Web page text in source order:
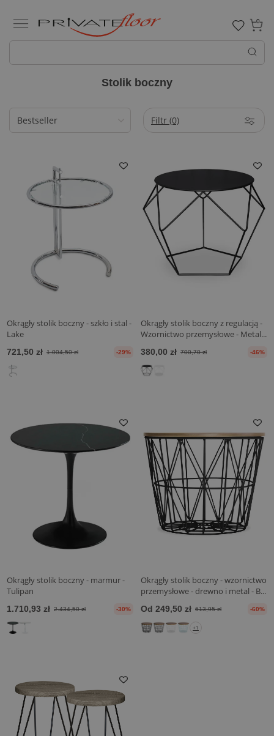
0
Stolik boczny
Filtr (0)
Okrągły stolik boczny - szkło i stal -
Lake
721,50 zł 1.004,50 zł -29%
Okrągły stolik boczny z regulacją -
Wzornictwo przemysłowe - Metal...
380,00 zł 700,70 zł -46%
Okrągły stolik boczny - marmur -
Tulipan
1.710,93 zł 2.434,50 zł -30%
Okrągły stolik boczny - wzornictwo
przemysłowe - drewno i metal - B...
Od 249,50 zł 613,95 zł -60%
+1